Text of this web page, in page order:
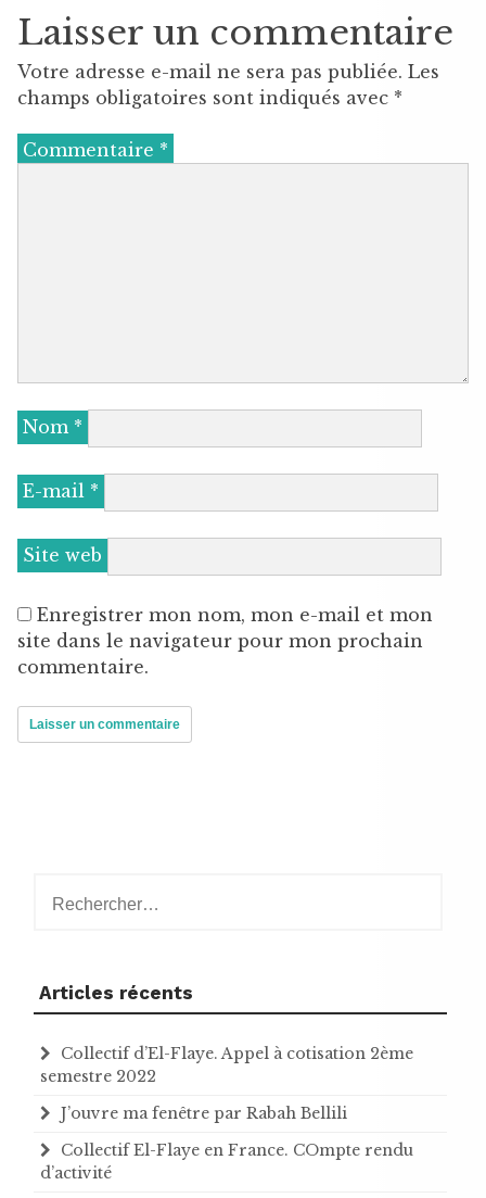
Laisser un commentaire
Votre adresse e-mail ne sera pas publiée. Les
champs obligatoires sont indiqués avec *
Commentaire *
Nom *
E-mail *
Site web
Enregistrer mon nom, mon e-mail et mon
site dans le navigateur pour mon prochain
commentaire.
Articles récents
Collectif d’El-Flaye. Appel à cotisation 2ème
semestre 2022
J’ouvre ma fenêtre par Rabah Bellili
Collectif El-Flaye en France. COmpte rendu
d’activité